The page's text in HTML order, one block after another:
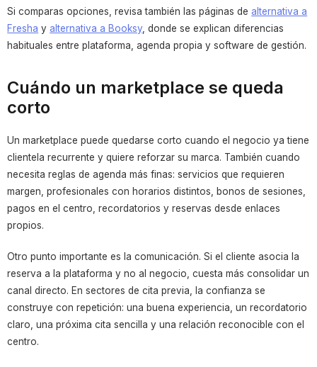
Si comparas opciones, revisa también las páginas de alternativa a
Fresha y alternativa a Booksy , donde se explican diferencias
habituales entre plataforma, agenda propia y software de gestión.
Cuándo un marketplace se queda
corto
Un marketplace puede quedarse corto cuando el negocio ya tiene
clientela recurrente y quiere reforzar su marca. También cuando
necesita reglas de agenda más finas: servicios que requieren
margen, profesionales con horarios distintos, bonos de sesiones,
pagos en el centro, recordatorios y reservas desde enlaces
propios.
Otro punto importante es la comunicación. Si el cliente asocia la
reserva a la plataforma y no al negocio, cuesta más consolidar un
canal directo. En sectores de cita previa, la confianza se
construye con repetición: una buena experiencia, un recordatorio
claro, una próxima cita sencilla y una relación reconocible con el
centro.